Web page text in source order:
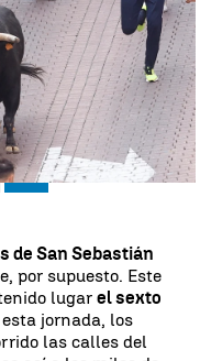
Linkedin
de San Sebastián
por supuesto. Este
lugar el sexto
jornada, los
las calles del